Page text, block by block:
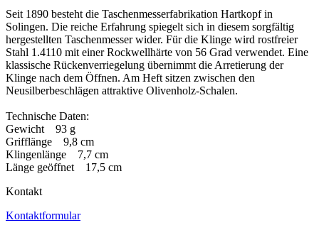
Seit 1890 besteht die Taschenmesserfabrikation Hartkopf in
Solingen. Die reiche Erfahrung spiegelt sich in diesem sorgfältig
hergestellten Taschenmesser wider. Für die Klinge wird rostfreier
Stahl 1.4110 mit einer Rockwellhärte von 56 Grad verwendet. Eine
klassische Rückenverriegelung übernimmt die Arretierung der
Klinge nach dem Öffnen. Am Heft sitzen zwischen den
Neusilberbeschlägen attraktive Olivenholz-Schalen.
Technische Daten:
Gewicht 93 g
Grifflänge 9,8 cm
Klingenlänge 7,7 cm
Länge geöffnet 17,5 cm
Kontakt
Kontaktformular